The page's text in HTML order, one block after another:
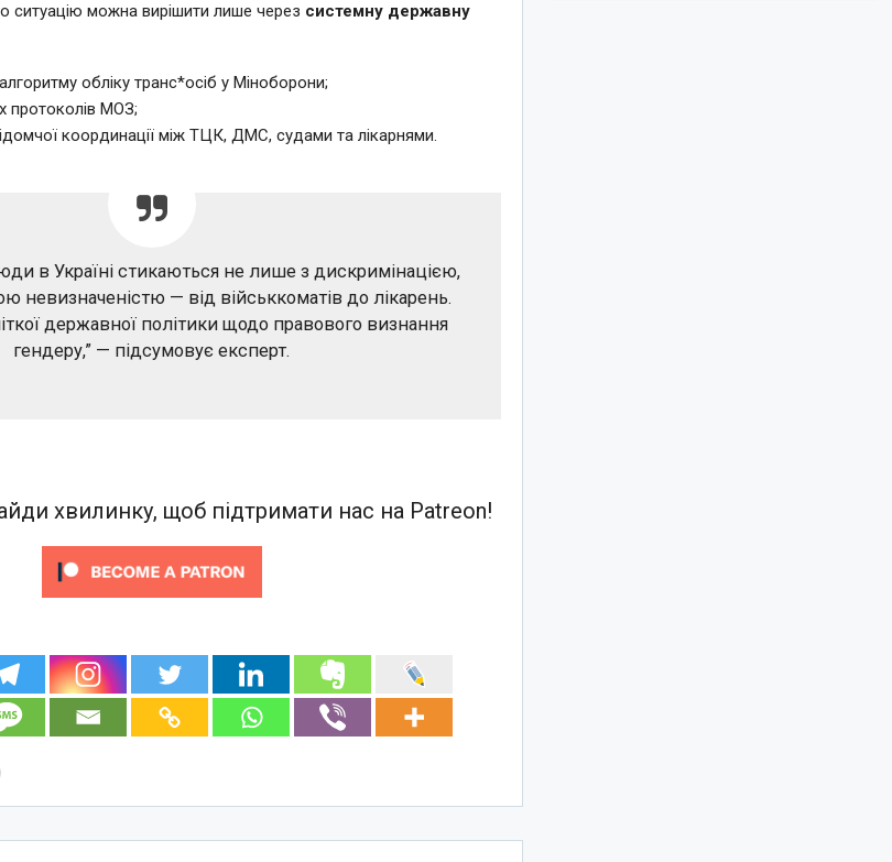
можна вирішити лише через системну державну
обліку транс*осіб у Міноборони;
протоколів МОЗ;
координації між ТЦК, ДМС, судами та лікарнями.
в Україні стикаються не лише з дискримінацією,
невизначеністю — від військкоматів до лікарень.
державної політики щодо правового визнання
гендеру,” — підсумовує експерт.
хвилинку, щоб підтримати нас на Patreon!